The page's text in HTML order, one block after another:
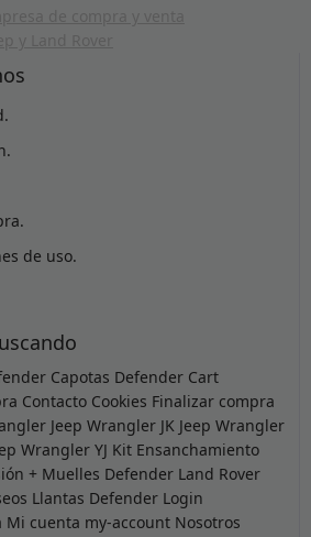
de uso.
Capotas Defender Cart
Contacto Cookies Finalizar compra
Jeep Wrangler JK Jeep Wrangler
Wrangler YJ Kit Ensanchamiento
+ Muelles Defender Land Rover
Llantas Defender Login
Mi cuenta my-account Nosotros